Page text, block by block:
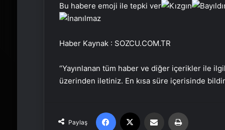
Bu habere emoji ile tepki ver
Haber Kaynak : SOZCU.COM.TR
“Yayınlanan tüm haber ve diğer içerikler ile
üzerinden iletiniz. En kısa süre içerisinde
Paylaş
Facebook Email'den paylaş